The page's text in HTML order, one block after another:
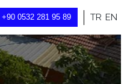
+90 0532 281 95 89 TR EN